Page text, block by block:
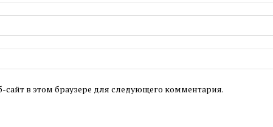
в этом браузере для следующего комментария.